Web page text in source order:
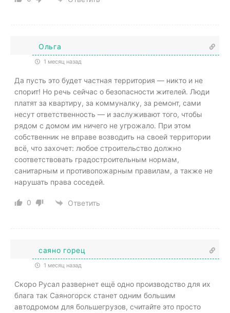
Ольга
1 месяц назад
Да пусть это будет частная территория — никто и не
спорит! Но речь сейчас о безопасности жителей. Люди
платят за квартиру, за коммуналку, за ремонт, сами
несут ответственность — и заслуживают того, чтобы
рядом с домом им ничего не угрожало. При этом
собственник не вправе возводить на своей территории
всё, что захочет: любое строительство должно
соответствовать градостроительным нормам,
санитарным и противопожарным правилам, а также не
нарушать права соседей.
0 Ответить
саяно горец
1 месяц назад
Скоро Русал развернет ещё одно производство для их
блага так Саяногорск станет одним большим
автодромом для большегрузов, считайте это просто